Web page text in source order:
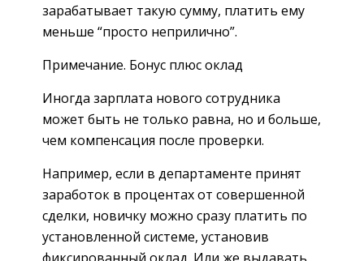
зарабатывает такую сумму, платить ему
меньше “просто неприлично”.
Примечание. Бонус плюс оклад
Иногда зарплата нового сотрудника
может быть не только равна, но и больше,
чем компенсация после проверки.
Например, если в департаменте принят
заработок в процентах от совершенной
сделки, новичку можно сразу платить по
установленной системе, установив